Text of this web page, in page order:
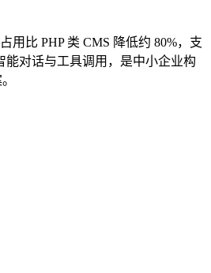
用比 PHP 类 CMS 降低约 80%，支
对话与工具调用，是中小企业构